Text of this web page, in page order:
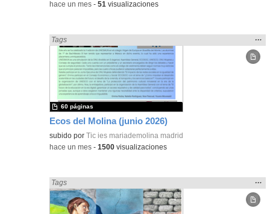
-hace un mes -51 visualizaciones
Ecos del Molina (junio 2026)
Encontrado «Periódicos y revistas» en:
Tags
la
…
subido porTic ies mariademolina madrid
60 páginas
-hace un mes -1500 visualizaciones
Encontrado «Periódicos y revistas» en:
Tags
la
…